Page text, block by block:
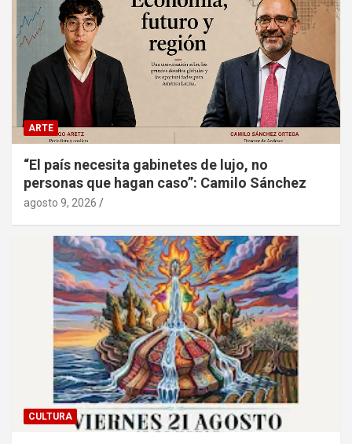
ARTE
“El país necesita gabinetes de lujo, no
personas que hagan caso”: Camilo Sánchez
agosto 9, 2026
CULTURA